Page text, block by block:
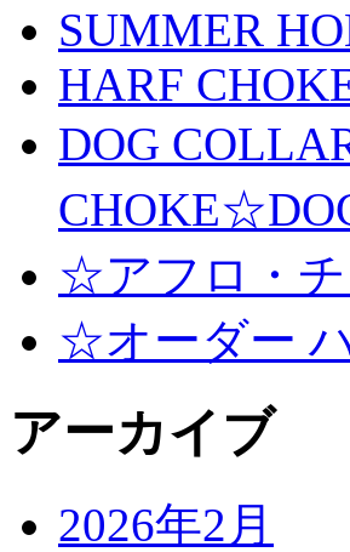
SUMMER
HARF
DOG
☆アフロ・
☆オーダー
アーカイブ
2026年2月